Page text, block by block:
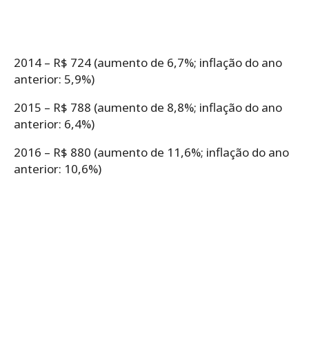
2014 – R$ 724 (aumento de 6,7%; inflação do ano
anterior: 5,9%)
2015 – R$ 788 (aumento de 8,8%; inflação do ano
anterior: 6,4%)
2016 – R$ 880 (aumento de 11,6%; inflação do ano
anterior: 10,6%)